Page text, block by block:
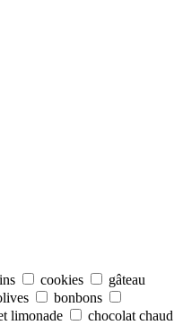
cookies
gâteau
bonbons
limonade
chocolat chaud